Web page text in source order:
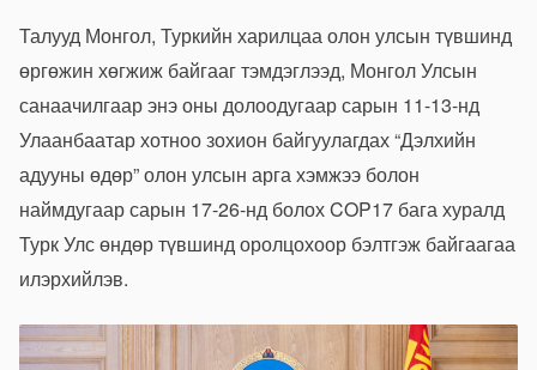
Талууд Монгол, Туркийн харилцаа олон улсын түвшинд
өргөжин хөгжиж байгааг тэмдэглээд, Монгол Улсын
санаачилгаар энэ оны долоодугаар сарын 11-13-нд
Улаанбаатар хотноо зохион байгуулагдах “Дэлхийн
адууны өдөр” олон улсын арга хэмжээ болон
наймдугаар сарын 17-26-нд болох COP17 бага хуралд
Турк Улс өндөр түвшинд оролцохоор бэлтгэж байгаагаа
илэрхийлэв.